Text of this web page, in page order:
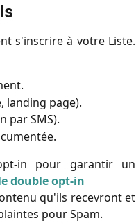
s'inscrire à votre Liste.
landing page).
par SMS).
in pour garantir un
double opt-in
qu'ils recevront et
pour Spam.